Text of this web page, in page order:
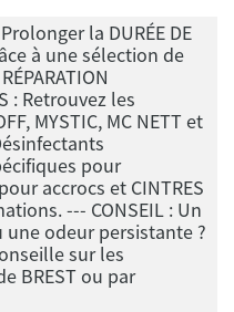
la DURÉE DE
à une sélection de
: Retrouvez les
MYSTIC, MC NETT et
pour
accrocs et CINTRES
--- CONSEIL : Un
odeur persistante ?
sur les
BREST ou par